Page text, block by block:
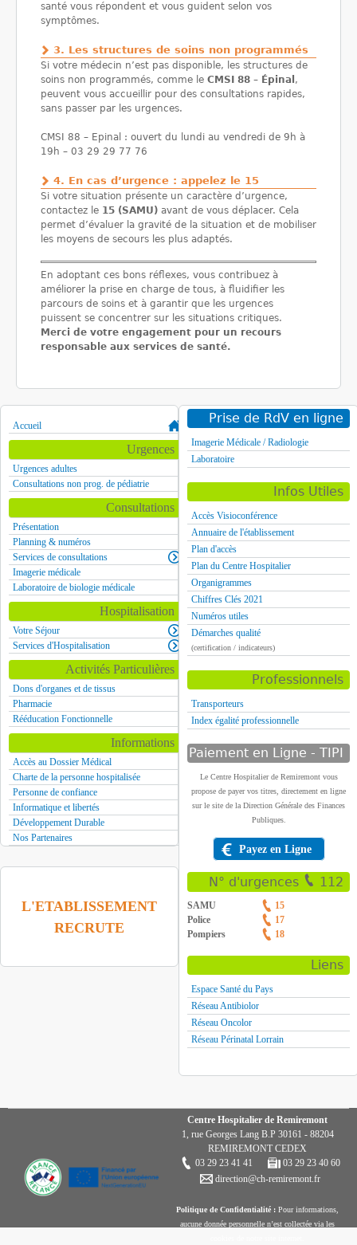
santé vous répondent et vous guident selon vos
symptômes.
3. Les structures de soins non programmés
Si votre médecin n’est pas disponible, les structures de
soins non programmés, comme le CMSI 88 – Épinal ,
peuvent vous accueillir pour des consultations rapides,
sans passer par les urgences.
CMSI 88 – Epinal : ouvert du lundi au vendredi de 9h à
19h – 03 29 29 77 76
4. En cas d’urgence : appelez le 15
Si votre situation présente un caractère d’urgence,
contactez le 15 (SAMU) avant de vous déplacer. Cela
permet d’évaluer la gravité de la situation et de mobiliser
les moyens de secours les plus adaptés.
En adoptant ces bons réflexes, vous contribuez à
améliorer la prise en charge de tous, à fluidifier les
parcours de soins et à garantir que les urgences
puissent se concentrer sur les situations critiques.
Merci de votre engagement pour un recours
responsable aux services de santé.
Accueil
Urgences
Urgences adultes
Consultations non prog. de pédiatrie
Consultations
Présentation
Planning & numéros
Services de consultations
Imagerie médicale
Laboratoire de biologie médicale
Hospitalisation
Votre Séjour
Services d'Hospitalisation
Activités Particulières
Dons d'organes et de tissus
Pharmacie
Rééducation Fonctionnelle
Informations
Accès au Dossier Médical
Charte de la personne hospitalisée
Personne de confiance
Informatique et libertés
Développement Durable
Nos Partenaires
L'ETABLISSEMENT
RECRUTE
Prise de RdV en ligne
Imagerie Médicale / Radiologie
Laboratoire
Infos Utiles
Accès Visioconférence
Annuaire de l'établissement
Plan d'accès
Plan du Centre Hospitalier
Organigrammes
Chiffres Clés 2021
Numéros utiles
Démarches qualité
(certification / indicateurs)
Professionnels
Transporteurs
Index égalité professionnelle
Paiement en Ligne - TIPI
Le Centre Hospitalier de Remiremont vous
propose de payer vos titres, directement en ligne
sur le site de la Direction Générale des Finances
Publiques.
Payez en Ligne
N° d'urgences 112
SAMU
15
Police
17
Pompiers
18
Liens
Espace Santé du Pays
Réseau Antibiolor
Réseau Oncolor
Réseau Périnatal Lorrain
Centre Hospitalier de Remiremont
1, rue Georges Lang B.P 30161 - 88204
REMIREMONT CEDEX
03 29 23 41 41
03 29 23 40 60
direction@ch-remiremont.fr
Politique de Confidentialité : Pour informations,
aucune donnée personnelle n’est collectée via les